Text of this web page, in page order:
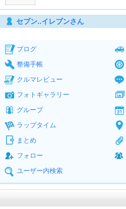
セブン..イレブンさん
ブログ
整備手帳
クルマレビュー
フォトギャラリー
グループ
ラップタイム
まとめ
フォロー
ユーザー内検索